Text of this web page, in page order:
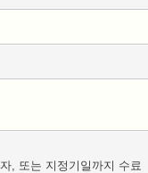
, 또는 지정기일까지 수료